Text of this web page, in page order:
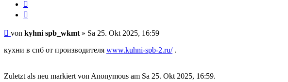
melden
Beitrag
von kyhni spb_wkmt » Sa 25. Okt 2025, 16:59
кухни в спб от производителя www.kuhni-spb-2.ru/.
Zuletzt als neu markiert von Anonymous am Sa 25. Okt 2025, 16:59.